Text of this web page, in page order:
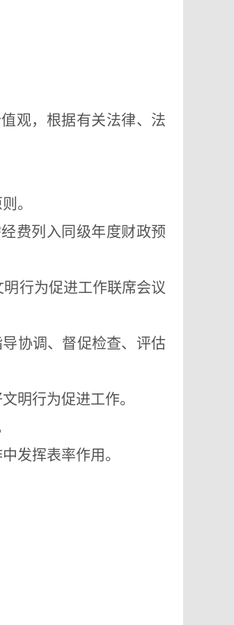
观，根据有关法律、法
。
费列入同级年度财政预
行为促进工作联席会议
协调、督促检查、评估
明行为促进工作。
发挥表率作用。